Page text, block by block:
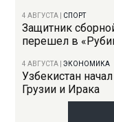
4 АВГУСТА СПОРТ
Защитник
перешел в
4 АВГУСТА |ЭКОНОМИКА
Узбекистан
Грузии и Ирака